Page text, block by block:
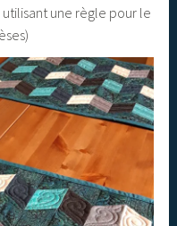
une règle pour le